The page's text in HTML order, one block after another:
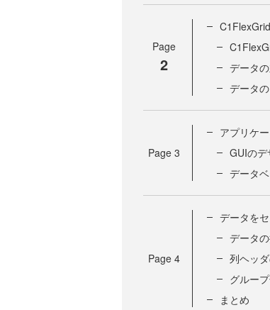
Page
2
データ
データ
Page 3
アプリケ
GUIのデ
データ
Page 4
データを
データ
列ヘッ
グルー
まとめ